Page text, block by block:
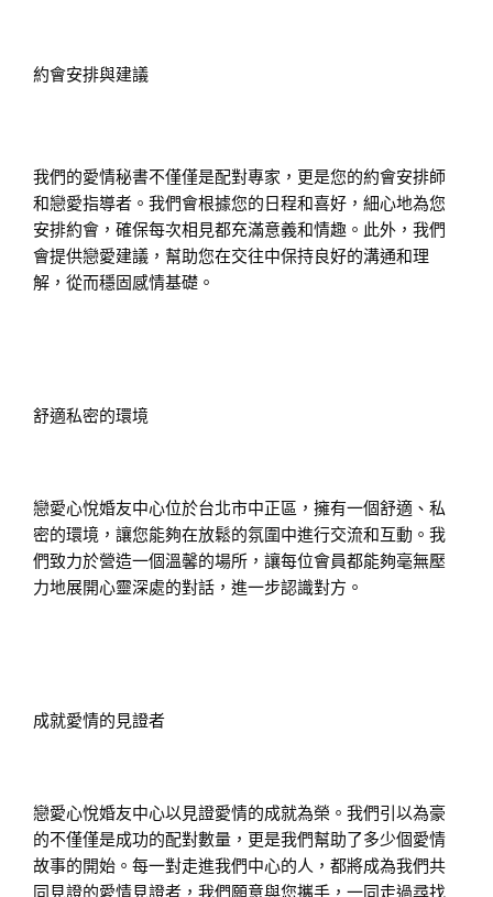
約會安排與建議
我們的愛情秘書不僅僅是配對專家，更是您的約會安排師
和戀愛指導者。我們會根據您的日程和喜好，細心地為您
安排約會，確保每次相見都充滿意義和情趣。此外，我們
會提供戀愛建議，幫助您在交往中保持良好的溝通和理
解，從而穩固感情基礎。
舒適私密的環境
戀愛心悅婚友中心位於台北市中正區，擁有一個舒適、私
密的環境，讓您能夠在放鬆的氛圍中進行交流和互動。我
們致力於營造一個溫馨的場所，讓每位會員都能夠毫無壓
力地展開心靈深處的對話，進一步認識對方。
成就愛情的見證者
戀愛心悅婚友中心以見證愛情的成就為榮。我們引以為豪
的不僅僅是成功的配對數量，更是我們幫助了多少個愛情
故事的開始。每一對走進我們中心的人，都將成為我們共
同見證的愛情見證者，我們願意與您攜手，一同走過尋找